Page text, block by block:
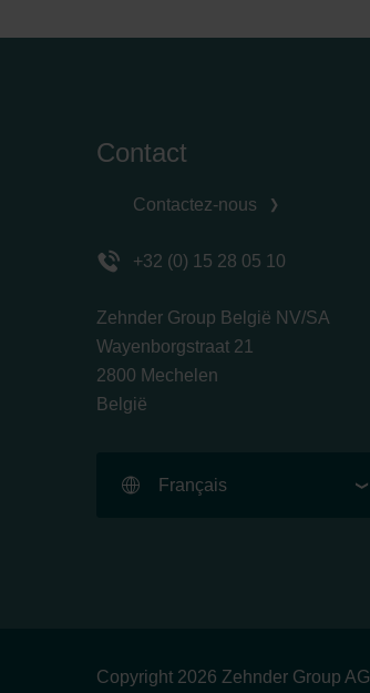
Contact
Contactez-nous
+32 (0) 15 28 05 10
Zehnder Group België NV/SA
Wayenborgstraat 21
2800 Mechelen
België
Français
Copyright 2026 Zehnder Group AG